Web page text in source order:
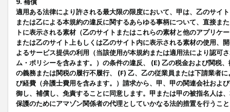
9. 補償
適用ある法律により許される最大限の限度において、甲は、乙のサイ
または乙による本規約の違反に関するあらゆる事柄について、直接ま
トに表示される素材（乙のサイトまたはこれらの素材と他のアプリ
または乙のサイト上もしくは乙のサイト内に表示される素材の使用、
よるサービス提供の利用（当該使用が本規約または適用法により認可
ム・ポリシーを含みます。）の条件の違反、 (E) 乙の税金および関税
の義務または関税の履行不履行、 (F) 乙、乙の従業員または下請業者
び経費（弁護士費用を含みます。）請求から、甲、甲の関連会社およ
御し、補償し、免責することに同意します。甲または甲の被指名人は
保護のためにアマゾン関係者の代理としていかなる法的措置を行うこ